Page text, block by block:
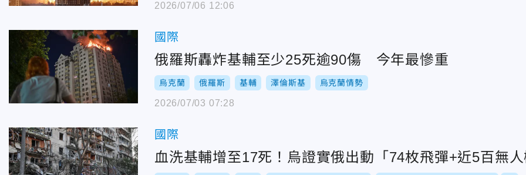
2026/07/06 12:06
國際
俄羅斯轟炸基輔至少25死逾90傷 今年最慘重
烏克蘭 俄羅斯 基輔 澤倫斯基 烏克蘭情勢
2026/07/03 07:28
國際
血洗基輔增至17死！烏證實俄出動「74枚飛彈+近5百無